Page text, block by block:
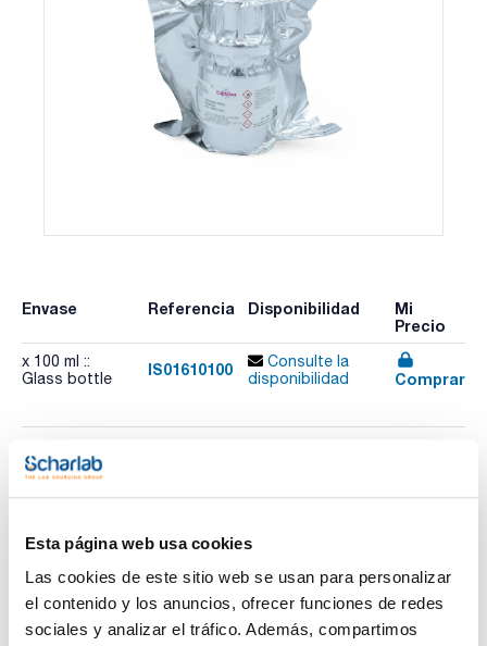
Esta página web usa cookies
Las cookies de este sitio web se usan para personalizar
el contenido y los anuncios, ofrecer funciones de redes
sociales y analizar el tráfico. Además, compartimos
Envase Referencia Disponibilidad
Mi
Precio
x 100 ml ::
Glass bottle
IS01610100
Consulte la
disponibilidad
Comprar
Imprimir ficha de
producto